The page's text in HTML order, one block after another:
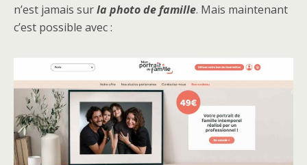
n’est jamais surla photo de famille. Mais maintenant
c’est possible avec :